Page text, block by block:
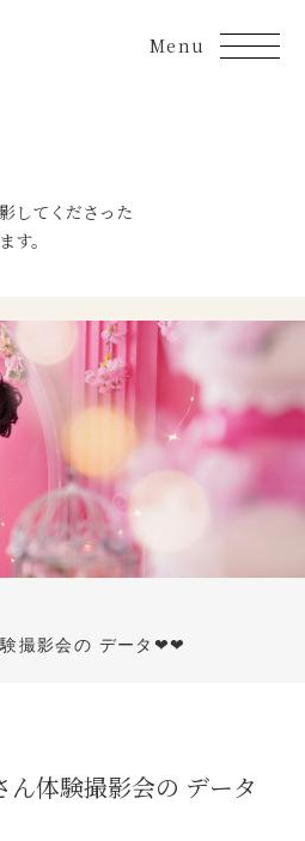
してくださった
す。
撮影会の データ❤❤
ん体験撮影会の データ